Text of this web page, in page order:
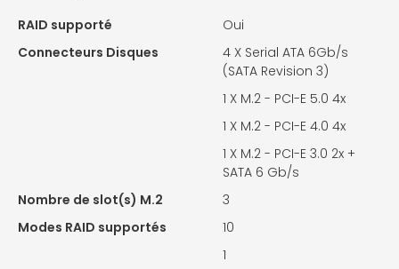
RAID supporté
Oui
Connecteurs Disques
4 X Serial ATA 6Gb/s
(SATA Revision 3)
1 X M.2 - PCI-E 5.0 4x
1 X M.2 - PCI-E 4.0 4x
1 X M.2 - PCI-E 3.0 2x +
SATA 6 Gb/s
Nombre de slot(s) M.2
3
Modes RAID supportés
10
1